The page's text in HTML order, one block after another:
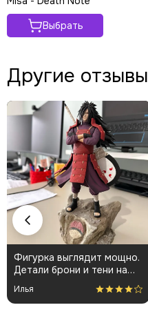
Выбрать
Другие отзывы
Фигурка выглядит мощно.
Детали брони и тени на
плаще проработаны
аккуратно. Пришла быстро
и без повреждений.
Илья